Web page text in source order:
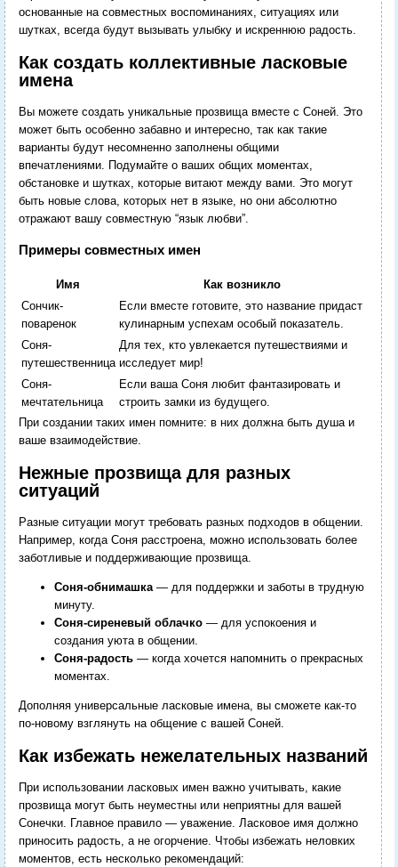
основанные на совместных воспоминаниях, ситуациях или
шутках, всегда будут вызывать улыбку и искреннюю радость.
Как создать коллективные ласковые
имена
Вы можете создать уникальные прозвища вместе с Соней. Это
может быть особенно забавно и интересно, так как такие
варианты будут несомненно заполнены общими
впечатлениями. Подумайте о ваших общих моментах,
обстановке и шутках, которые витают между вами. Это могут
быть новые слова, которых нет в языке, но они абсолютно
отражают вашу совместную “язык любви”.
Примеры совместных имен
Имя
Как возникло
Сончик-
поваренок
Если вместе готовите, это название придаст
кулинарным успехам особый показатель.
Соня-
путешественница
Для тех, кто увлекается путешествиями и
исследует мир!
Соня-
мечтательница
Если ваша Соня любит фантазировать и
строить замки из будущего.
При создании таких имен помните: в них должна быть душа и
ваше взаимодействие.
Нежные прозвища для разных
ситуаций
Разные ситуации могут требовать разных подходов в общении.
Например, когда Соня расстроена, можно использовать более
заботливые и поддерживающие прозвища.
Соня-обнимашка— для поддержки и заботы в трудную
минуту.
Соня-сиреневый облачко— для успокоения и
создания уюта в общении.
Соня-радость— когда хочется напомнить о прекрасных
моментах.
Дополняя универсальные ласковые имена, вы сможете как-то
по-новому взглянуть на общение с вашей Соней.
Как избежать нежелательных названий
При использовании ласковых имен важно учитывать, какие
прозвища могут быть неуместны или неприятны для вашей
Сонечки. Главное правило — уважение. Ласковое имя должно
приносить радость, а не огорчение. Чтобы избежать неловких
моментов, есть несколько рекомендаций: